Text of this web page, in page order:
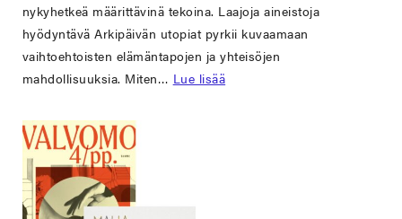
nykyhetkeä määrittävinä tekoina. Laajoja aineistoja
hyödyntävä Arkipäivän utopiat pyrkii kuvaamaan
vaihtoehtoisten elämäntapojen ja yhteisöjen
mahdollisuuksia. Miten… Lue lisää